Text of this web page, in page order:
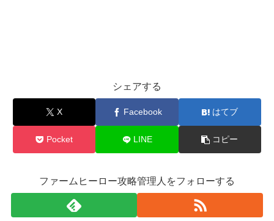
シェアする
X Facebook はてブ
Pocket LINE コピー
ファームヒーロー攻略管理人をフォローする